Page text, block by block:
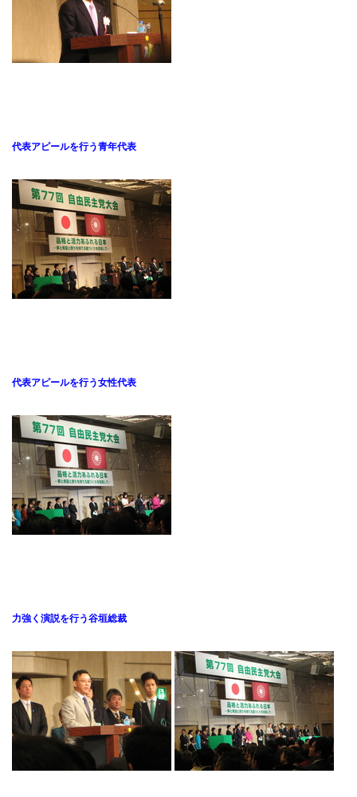
代表アピールを行う青年代表
代表アピールを行う女性代表
力強く演説を行う谷垣総裁